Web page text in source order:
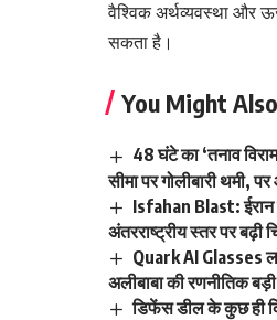
वैश्विक अर्थव्यवस्था और
सकता है।
You Might
48 घंटे का ‘तनाव
सीमा पर गोलीबारी थमी,
Isfahan Blast: ईरान
अंतरराष्ट्रीय स्तर पर बढ़ी
Quark AI Glasses
अलीबाबा की रणनीतिक
डिफेंस डील के कुछ ही